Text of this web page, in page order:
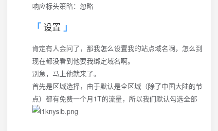
响应标头策略：忽略
设置
肯定有人会问了，那我怎么设置我的站点域名啊，怎么到
现在都没看到他要我绑定域名啊。
别急，马上他就来了。
首先是区域选择，由于默认是全区域（除了中国大陆的节
点）都有免费一个月1T的流量，所以我们默认勾选全部